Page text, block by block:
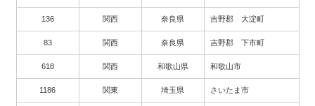
136 関西 奈良県 吉野郡 大淀町
83 関西 奈良県 吉野郡 下市町
618 関西 和歌山県 和歌山市
1186 関東 埼玉県 さいたま市